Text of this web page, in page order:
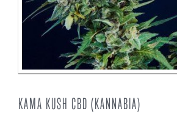
KAMA KUSH CBD (KANNABIA)